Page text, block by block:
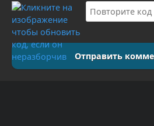
Отправить